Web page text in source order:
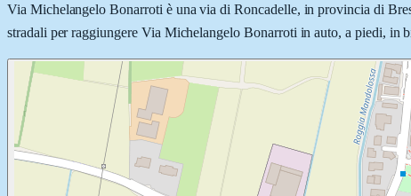
Via Michelangelo Bonarroti è una via di Roncadelle, in provincia di
stradali per raggiungere Via Michelangelo Bonarroti in auto, a piedi,